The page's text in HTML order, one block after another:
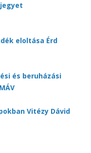
eloltása Érd
és beruházási
Vitézy Dávid